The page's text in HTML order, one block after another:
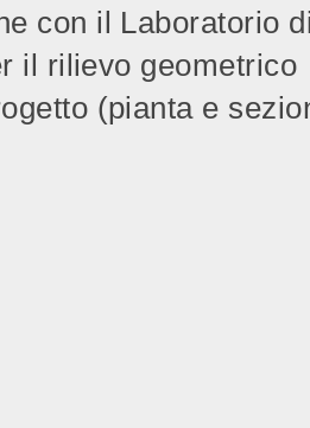
con il Laboratorio
il rilievo geometrico
(pianta e